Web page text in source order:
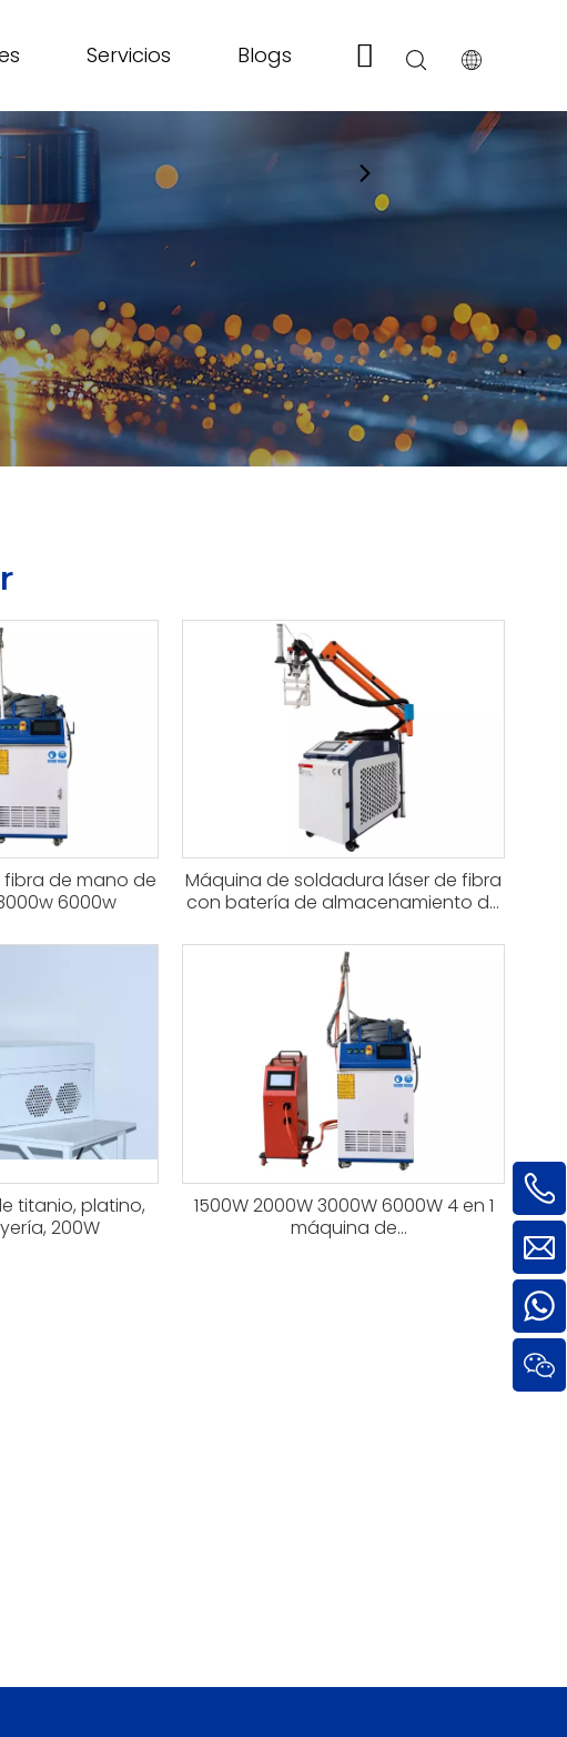
Servicios Blogs Sobre nosotros
de mano de
6000w
Máquina de soldadura láser de fibra
con batería de almacenamiento de
titanio, platino,
200W
1500W 2000W 3000W 6000W 4 en 1
máquina de